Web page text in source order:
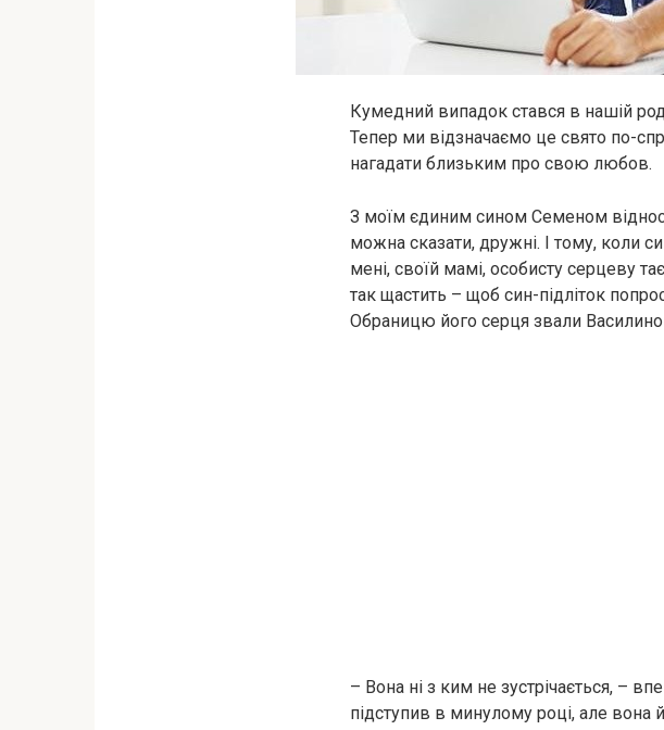
Кумедний випадок стався в нашій
Тепер ми відзначаємо це свято по-
нагадати близьким про свою любов.
З моїм єдиним сином Семеном
можна сказати, дружні. І тому, коли
мені, своїй мамі, особисту серцеву
так щастить – щоб син-підліток
Обраницю його серця звали
– Вона ні з ким не зустрічається, –
підступив в минулому році, але вона